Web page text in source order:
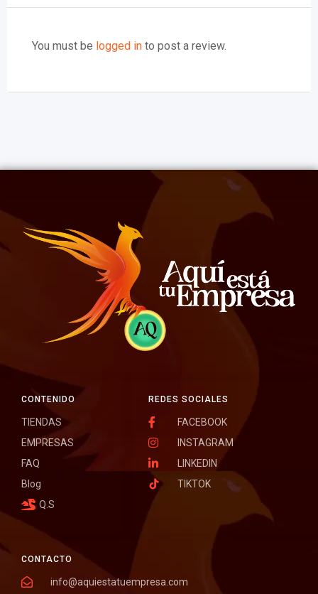
You must be logged in to post a review.
CONTACTO
info@aquiestatuempresa.com
REDES SOCIALES
FACEBOOK
INSTAGRAM
LINKEDIN
TIKTOK
CONTENIDO
TIENDAS
EMPRESAS
FAQ
Blog
Q.S